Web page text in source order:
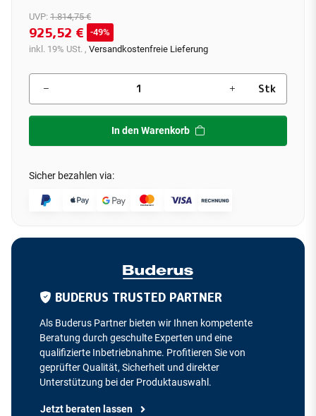
UVP: 1.814,75 €
925,52 €
49%
inkl. 19% USt. , Versandkostenfreie Lieferung
Stk
In den Warenkorb
Sicher bezahlen via:
BUDERUS TRUSTED PARTNER
Als Buderus Partner bieten wir Ihnen kompetente
Beratung durch geschulte Experten und eine
qualifizierte Inbetriebnahme. Profitieren Sie von
geprüfter Qualität, Sicherheit und direkter
Unterstützung bei der Produktauswahl.
Jetzt beraten lassen